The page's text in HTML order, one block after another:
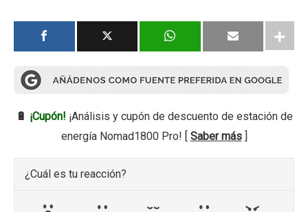
🔋 ¡Cupón! ¡Análisis y cupón de descuento de estación de
energía Nomad1800 Pro! [ Saber más]
¿Cuál es tu reacción?